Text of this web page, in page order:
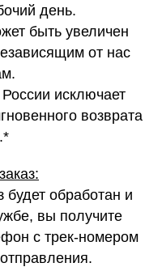
день.
быть увеличен
от нас
исключает
возврата
будет обработан и
вы получите
с трек-номером